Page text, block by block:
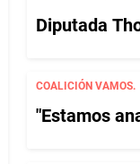
Diputada
COALICIÓN VAMOS.
"Estamos